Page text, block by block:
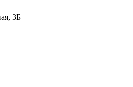
3Б